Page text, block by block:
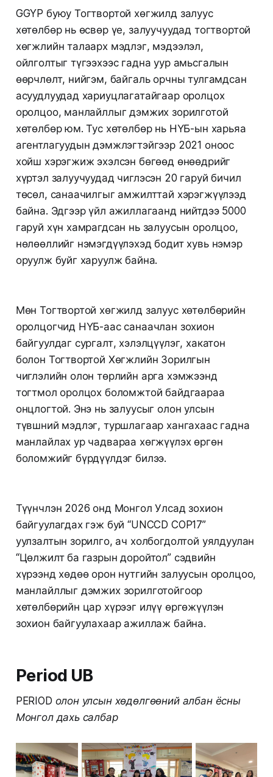
GGYP буюу Тогтвортой хөгжилд залуус
хөтөлбөр нь өсвөр үе, залуучуудад тогтвортой
хөгжлийн талаарх мэдлэг, мэдээлэл,
ойлголтыг түгээхээс гадна уур амьсгалын
өөрчлөлт, нийгэм, байгаль орчны тулгамдсан
асуудлуудад хариуцлагатайгаар оролцох
оролцоо, манлайллыг дэмжих зорилготой
хөтөлбөр юм. Тус хөтөлбөр нь НҮБ-ын харьяа
агентлагуудын дэмжлэгтэйгээр 2021 оноос
хойш хэрэгжиж эхэлсэн бөгөөд өнөөдрийг
хүртэл залуучуудад чиглэсэн 20 гаруй бичил
төсөл, санаачилгыг амжилттай хэрэгжүүлээд
байна. Эдгээр үйл ажиллагаанд нийтдээ 5000
гаруй хүн хамрагдсан нь залуусын оролцоо,
нөлөөллийг нэмэгдүүлэхэд бодит хувь нэмэр
оруулж буйг харуулж байна.
Мөн Тогтвортой хөгжилд залуус хөтөлбөрийн
оролцогчид НҮБ-аас санаачлан зохион
байгуулдаг сургалт, хэлэлцүүлэг, хакатон
болон Тогтвортой Хөгжлийн Зорилгын
чиглэлийн олон төрлийн арга хэмжээнд
тогтмол оролцох боломжтой байдгаараа
онцлогтой. Энэ нь залуусыг олон улсын
түвшний мэдлэг, туршлагаар хангахаас гадна
манлайлах ур чадвараа хөгжүүлэх өргөн
боломжийг бүрдүүлдэг билээ.
Түүнчлэн 2026 онд Монгол Улсад зохион
байгуулагдах гэж буй “UNCCD COP17”
уулзалтын зорилго, ач холбогдолтой уялдуулан
“Цөлжилт ба газрын доройтол” сэдвийн
хүрээнд хөдөө орон нутгийн залуусын оролцоо,
манлайллыг дэмжих зорилготойгоор
хөтөлбөрийн цар хүрээг илүү өргөжүүлэн
зохион байгуулахаар ажиллаж байна.
Period UB
PERIOD олон улсын хөдөлгөөний албан ёсны
Монгол дахь салбар